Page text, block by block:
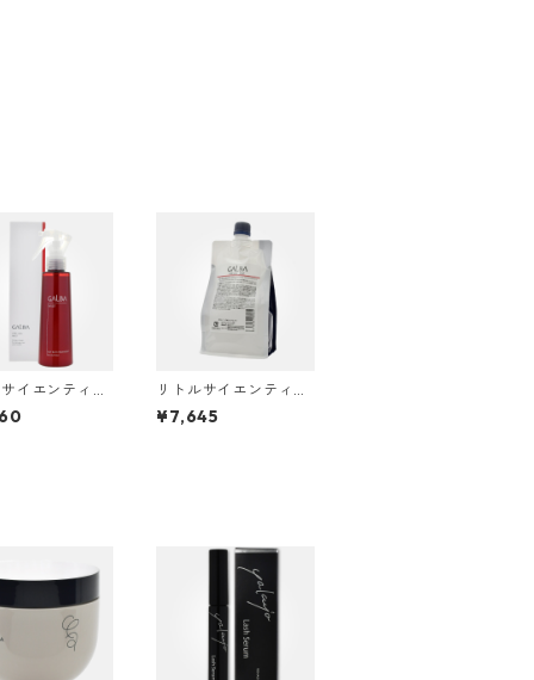
イエンティス
CMCケア ミ
リトルサイエンティス
ト ガルバCMCケア ミ
スト 500ml レフィル
¥7,645